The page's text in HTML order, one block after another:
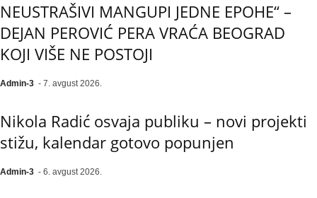
NEUSTRAŠIVI MANGUPI JEDNE EPOHE“ –
DEJAN PEROVIĆ PERA VRAĆA BEOGRAD
KOJI VIŠE NE POSTOJI
Admin-3 - 7. avgust 2026.
Nikola Radić osvaja publiku – novi projekti
stižu, kalendar gotovo popunjen
Admin-3 - 6. avgust 2026.